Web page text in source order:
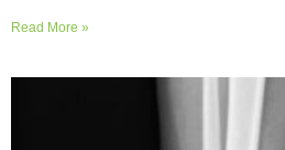
Read More »